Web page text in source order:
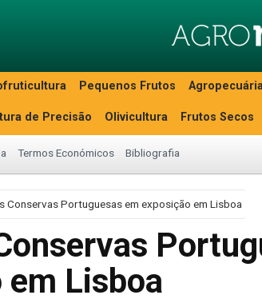
Pequenos Frutos
de Precisão Olivicultura Frutos Secos
Termos Económicos Bibliografia
Conservas Portuguesas em exposição em Lisboa
Lisboa